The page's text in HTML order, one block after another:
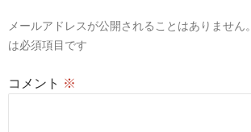
ョ
メールアドレスが公開されることはありません。
は必須項目です
コメント ※